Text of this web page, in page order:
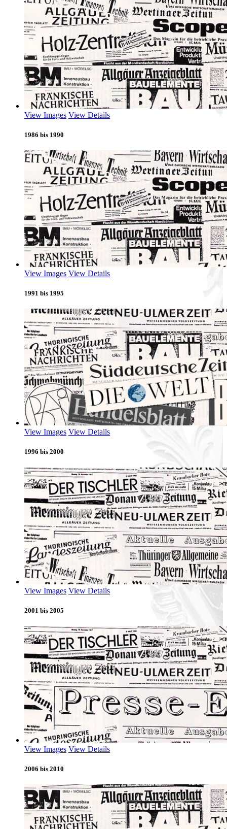
View Images View Details
1986 bis 1990
View Images View Details
1991 bis 1995
View Images View Details
1996 bis 2000
View Images View Details
2001 bis 2005
View Images View Details
2006 bis 2010